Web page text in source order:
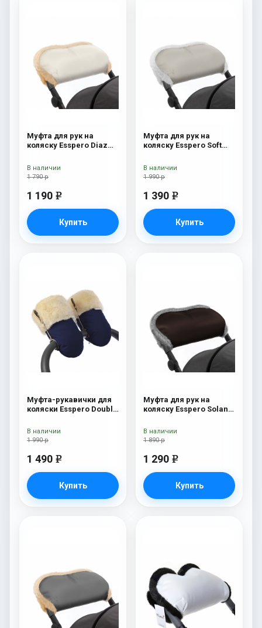
Муфта для рук на
коляску Esspero Diaz
Beige
1 790 р
1 190 e
Купить
В наличии
Муфта для рук на
коляску Esspero Soft
1 990 р
1 390 e
Купить
В наличии
Муфта-рукавички для
коляски Esspero Double
Navy
1 990 р
1 490 e
Купить
В наличии
Муфта для рук на
коляску Esspero Solana
Brown
1 890 р
1 290 e
Купить
В наличии